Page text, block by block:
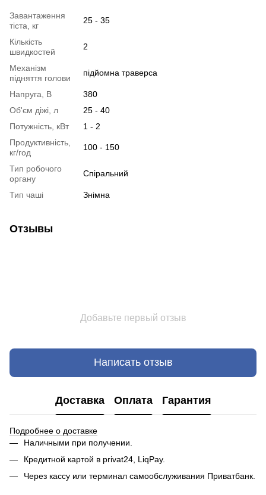
Завантаження
тіста, кг
25 - 35
Кількість
швидкостей
2
Механізм
підняття голови
підйомна траверса
Напруга, В
380
Об'єм діжі, л
25 - 40
Потужність, кВт
1 - 2
Продуктивність,
кг/год
100 - 150
Тип робочого
органу
Спіральний
Тип чаші Знімна
Отзывы
Добавьте первый отзыв
Написать отзыв
Доставка Оплата Гарантия
Подробнее о доставке
Наличными при получении.
Кредитной картой в privat24, LiqPay.
Через кассу или терминал самообслуживания Приватбанк.